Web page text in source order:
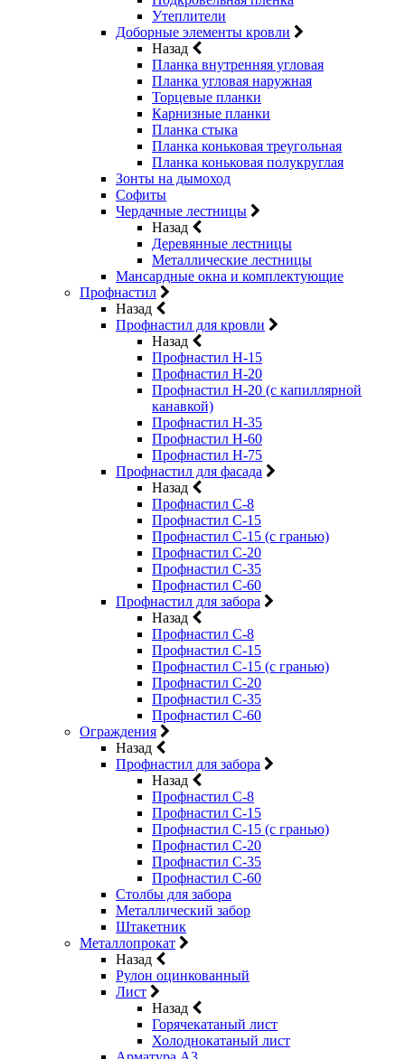
Утеплители
Доборные элементы кровли
Назад
Планка внутренняя угловая
Планка угловая наружная
Торцевые планки
Карнизные планки
Планка стыка
Планка коньковая треугольная
Планка коньковая полукруглая
Зонты на дымоход
Софиты
Чердачные лестницы
Назад
Деревянные лестницы
Металлические лестницы
Мансардные окна и комплектующие
Профнастил
Назад
Профнастил для кровли
Назад
Профнастил Н-15
Профнастил Н-20
Профнастил Н-20 (с капиллярной
канавкой)
Профнастил Н-35
Профнастил Н-60
Профнастил Н-75
Профнастил для фасада
Назад
Профнастил С-8
Профнастил С-15
Профнастил С-15 (с гранью)
Профнастил С-20
Профнастил С-35
Профнастил С-60
Профнастил для забора
Назад
Профнастил С-8
Профнастил С-15
Профнастил С-15 (с гранью)
Профнастил С-20
Профнастил С-35
Профнастил С-60
Ограждения
Назад
Профнастил для забора
Назад
Профнастил С-8
Профнастил С-15
Профнастил С-15 (с гранью)
Профнастил С-20
Профнастил С-35
Профнастил С-60
Столбы для забора
Металлический забор
Штакетник
Металлопрокат
Назад
Рулон оцинкованный
Лист
Назад
Горячекатаный лист
Холоднокатаный лист